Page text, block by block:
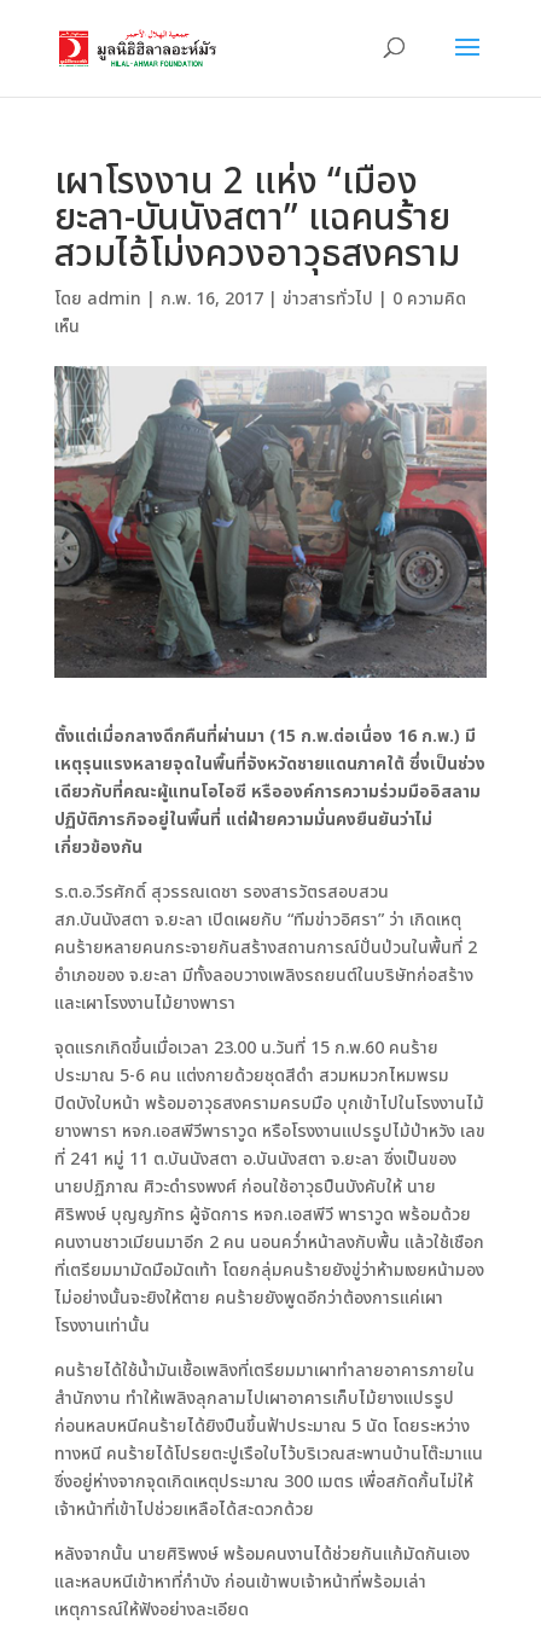
เผาโรงงาน 2 แห่ง “เมือง
ยะลา-บันนังสตา” แฉคนร้าย
สวมไอ้โม่งควงอาวุธสงคราม
โดย admin | ก.พ. 16, 2017| ข่าวสารทั่วไป | 0 ความคิด
เห็น
ตั้งแต่เมื่อกลางดึกคืนที่ผ่านมา (15 ก.พ.ต่อเนื่อง 16 ก.พ.) มี
เหตุรุนแรงหลายจุดในพื้นที่จังหวัดชายแดนภาคใต้ ซึ่งเป็นช่วง
เดียวกับที่คณะผู้แทนโอไอซี หรือองค์การความร่วมมืออิสลาม
ปฏิบัติภารกิจอยู่ในพื้นที่ แต่ฝ่ายความมั่นคงยืนยันว่าไม่
เกี่ยวข้องกัน
ร.ต.อ.วีรศักดิ์ สุวรรณเดชา รองสารวัตรสอบสวน
สภ.บันนังสตา จ.ยะลา เปิดเผยกับ “ทีมข่าวอิศรา” ว่า เกิดเหตุ
คนร้ายหลายคนกระจายกันสร้างสถานการณ์ปั่นป่วนในพื้นที่ 2
อำเภอของ จ.ยะลา มีทั้งลอบวางเพลิงรถยนต์ในบริษัทก่อสร้าง
และเผาโรงงานไม้ยางพารา
จุดแรกเกิดขึ้นเมื่อเวลา 23.00 น.วันที่ 15 ก.พ.60 คนร้าย
ประมาณ 5-6 คน แต่งกายด้วยชุดสีดำ สวมหมวกไหมพรม
ปิดบังใบหน้า พร้อมอาวุธสงครามครบมือ บุกเข้าไปในโรงงานไม้
ยางพารา หจก.เอสพีวีพาราวูด หรือโรงงานแปรรูปไม้ป่าหวัง เลข
ที่ 241 หมู่ 11 ต.บันนังสตา อ.บันนังสตา จ.ยะลา ซึ่งเป็นของ
นายปฏิภาณ ศิวะดำรงพงศ์ ก่อนใช้อาวุธปืนบังคับให้ นาย
ศิริพงษ์ บุญญภัทร ผู้จัดการ หจก.เอสพีวี พาราวูด พร้อมด้วย
คนงานชาวเมียนมาอีก 2 คน นอนคว่ำหน้าลงกับพื้น แล้วใช้เชือก
ที่เตรียมมามัดมือมัดเท้า โดยกลุ่มคนร้ายยังขู่ว่าห้ามเงยหน้ามอง
ไม่อย่างนั้นจะยิงให้ตาย คนร้ายยังพูดอีกว่าต้องการแค่เผา
โรงงานเท่านั้น
คนร้ายได้ใช้น้ำมันเชื้อเพลิงที่เตรียมมาเผาทำลายอาคารภายใน
สำนักงาน ทำให้เพลิงลุกลามไปเผาอาคารเก็บไม้ยางแปรรูป
ก่อนหลบหนีคนร้ายได้ยิงปืนขึ้นฟ้าประมาณ 5 นัด โดยระหว่าง
ทางหนี คนร้ายได้โปรยตะปูเรือใบไว้บริเวณสะพานบ้านโต๊ะมาแน
ซึ่งอยู่ห่างจากจุดเกิดเหตุประมาณ 300 เมตร เพื่อสกัดกั้นไม่ให้
เจ้าหน้าที่เข้าไปช่วยเหลือได้สะดวกด้วย
หลังจากนั้น นายศิริพงษ์ พร้อมคนงานได้ช่วยกันแก้มัดกันเอง
และหลบหนีเข้าหาที่กำบัง ก่อนเข้าพบเจ้าหน้าที่พร้อมเล่า
เหตุการณ์ให้ฟังอย่างละเอียด